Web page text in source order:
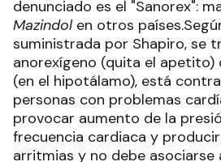
denunciado es el "Sanorex":
Mazindol en otros
suministrada por Shapiro, se
anorexígeno (quita el apetito)
(en el hipotálamo), está
personas con problemas
provocar aumento de la
frecuencia cardiaca y
arritmias y no debe